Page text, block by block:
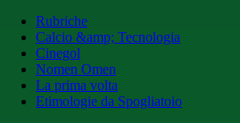
Rubriche
Calcio &amp; Tecnologia
Cinegol
Nomen Omen
La prima volta
Etimologie da Spogliatoio